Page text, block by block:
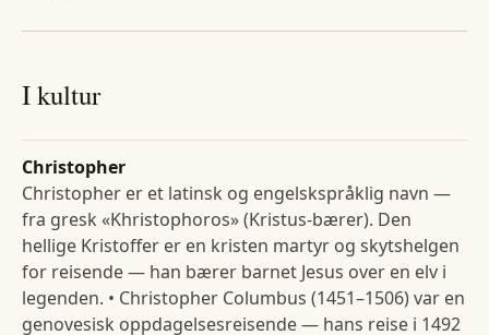
I kultur
Christopher
Christopher er et latinsk og engelskspråklig navn —
fra gresk «Khristophoros» (Kristus-bærer). Den
hellige Kristoffer er en kristen martyr og skytshelgen
for reisende — han bærer barnet Jesus over en elv i
legenden. • Christopher Columbus (1451–1506) var en
genovesisk oppdagelsesreisende — hans reise i 1492